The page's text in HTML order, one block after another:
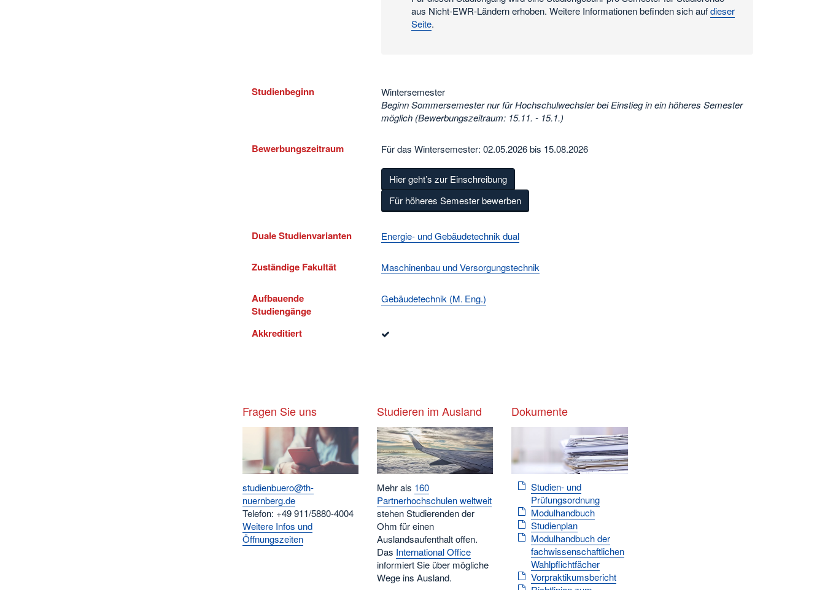
aus Nicht-EWR-Ländern erhoben. Weitere Informationen befinden sich aufdieser
Seite.
Studienbeginn
Wintersemester
Beginn Sommersemester nur für Hochschulwechsler bei Einstieg in ein höheres Semester
möglich (Bewerbungszeitraum: 15.11. - 15.1.)
Bewerbungszeitraum Für das Wintersemester: 02.05.2026 bis 15.08.2026
Hier geht’s zur Einschreibung
Für höheres Semester bewerben
Duale Studienvarianten Energie- und Gebäudetechnik dual
Zuständige Fakultät Maschinenbau und Versorgungstechnik
Aufbauende
Studiengänge
Gebäudetechnik (M. Eng.)
Akkreditiert
Fragen Sie uns
studienbuero@th-
nuernberg.de
Telefon: +49 911/5880-4004
Weitere Infos und
Öffnungszeiten
Studieren im Ausland
Mehr als 160
Partnerhochschulen weltweit
stehen Studierenden der
Ohm für einen
Auslandsaufenthalt offen.
Das International Office
informiert Sie über mögliche
Wege ins Ausland.
Dokumente
Studien- und
Prüfungsordnung
Modulhandbuch
Studienplan
Modulhandbuch der
fachwissenschaftlichen
Wahlpflichtfächer
Vorpraktikumsbericht